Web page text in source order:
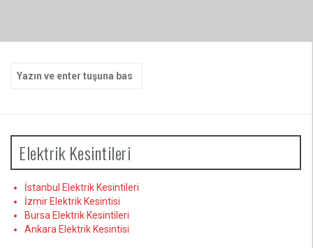
yap:
Elektrik Kesintileri
İstanbul Elektrik Kesintileri
İzmir Elektrik Kesintisi
Bursa Elektrik Kesintileri
Ankara Elektrik Kesintisi